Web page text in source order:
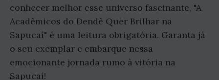
conhecer melhor esse universo fascinante, "A
Acadêmicos do Dendê Quer Brilhar na
Sapucaí" é uma leitura obrigatória. Garanta já
o seu exemplar e embarque nessa
emocionante jornada rumo à vitória na
Sapucaí!